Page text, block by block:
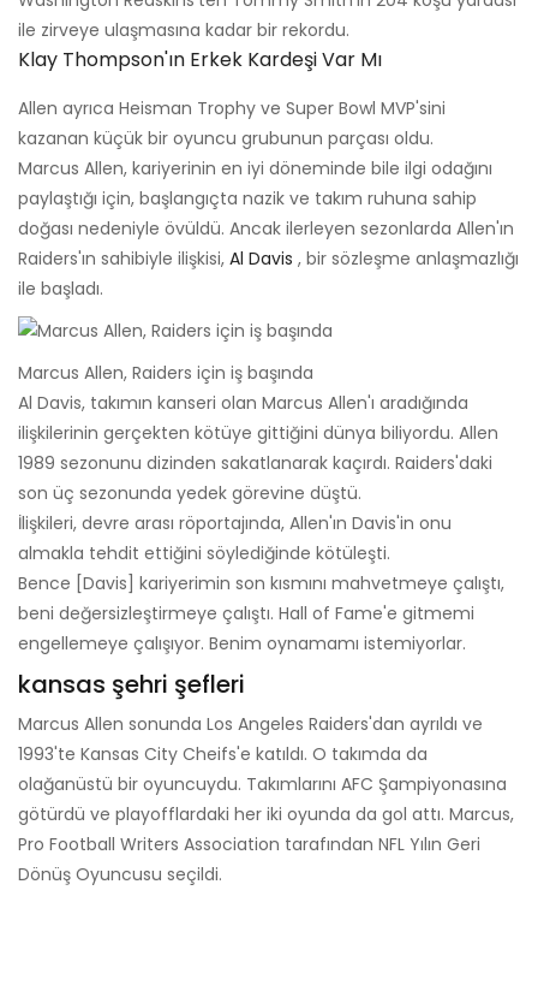
ile zirveye ulaşmasına kadar bir rekordu.
Klay Thompson'ın Erkek Kardeşi Var Mı
Allen ayrıca Heisman Trophy ve Super Bowl MVP'sini
kazanan küçük bir oyuncu grubunun parçası oldu.
Marcus Allen, kariyerinin en iyi döneminde bile ilgi odağını
paylaştığı için, başlangıçta nazik ve takım ruhuna sahip
doğası nedeniyle övüldü. Ancak ilerleyen sezonlarda Allen'ın
Raiders'ın sahibiyle ilişkisi, Al Davis , bir sözleşme anlaşmazlığı
ile başladı.
Marcus Allen, Raiders için iş başında
Al Davis, takımın kanseri olan Marcus Allen'ı aradığında
ilişkilerinin gerçekten kötüye gittiğini dünya biliyordu. Allen
1989 sezonunu dizinden sakatlanarak kaçırdı. Raiders'daki
son üç sezonunda yedek görevine düştü.
İlişkileri, devre arası röportajında, Allen'ın Davis'in onu
almakla tehdit ettiğini söylediğinde kötüleşti.
Bence [Davis] kariyerimin son kısmını mahvetmeye çalıştı,
beni değersizleştirmeye çalıştı. Hall of Fame'e gitmemi
engellemeye çalışıyor. Benim oynamamı istemiyorlar.
kansas şehri şefleri
Marcus Allen sonunda Los Angeles Raiders'dan ayrıldı ve
1993'te Kansas City Cheifs'e katıldı. O takımda da
olağanüstü bir oyuncuydu. Takımlarını AFC Şampiyonasına
götürdü ve playofflardaki her iki oyunda da gol attı. Marcus,
Pro Football Writers Association tarafından NFL Yılın Geri
Dönüş Oyuncusu seçildi.